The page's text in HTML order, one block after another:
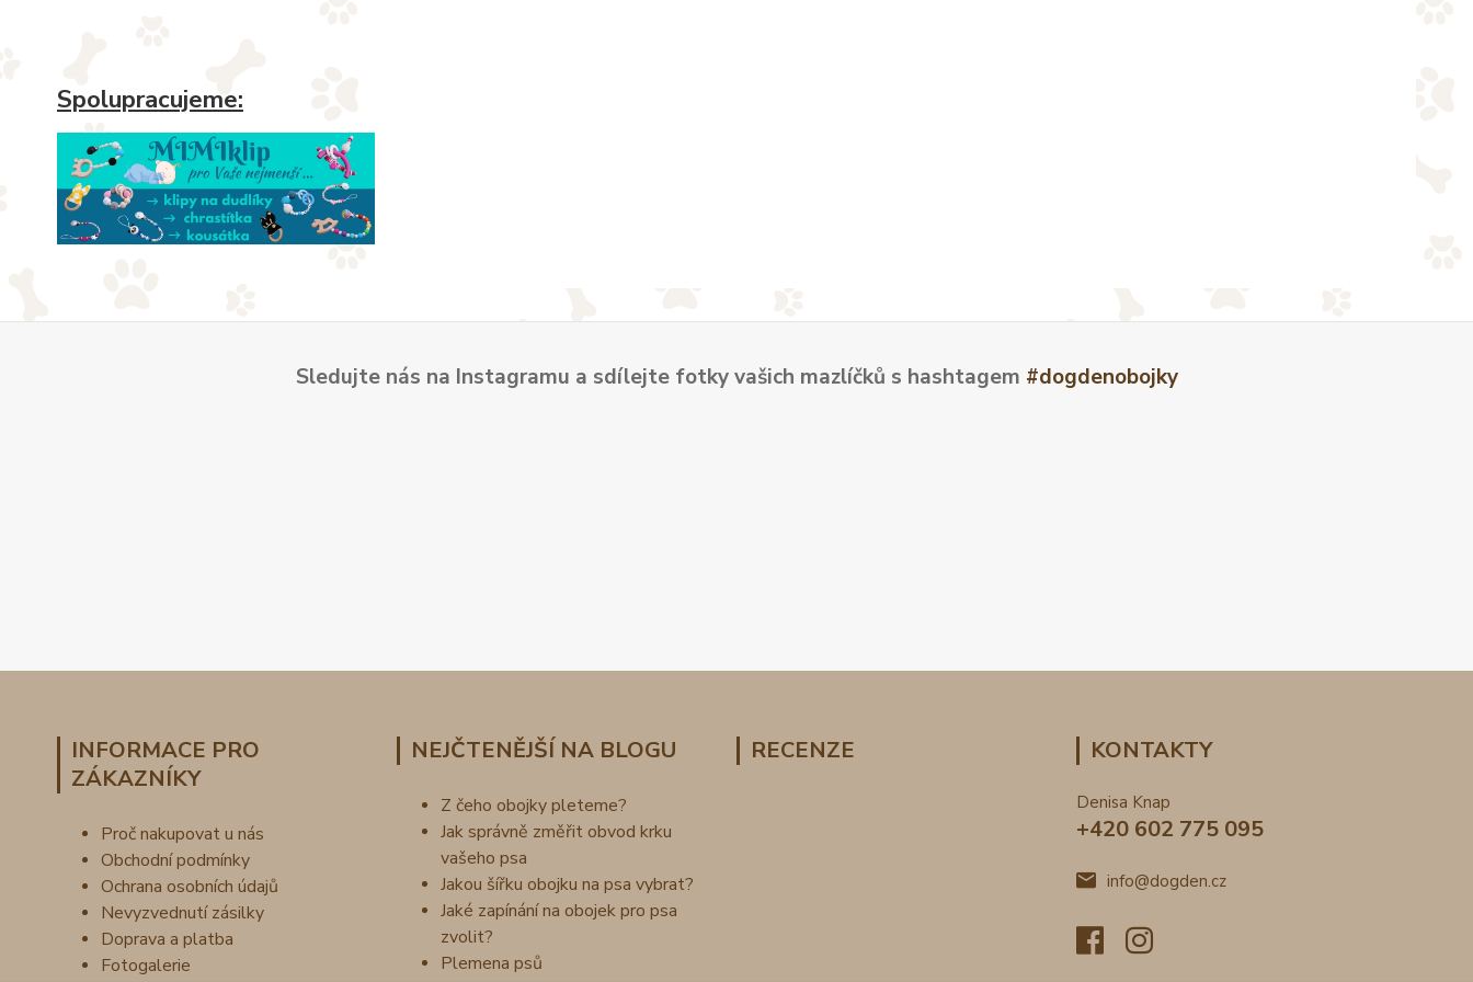
Spolupracujeme:
Sledujte nás na Instagramu a sdílejte fotky vašich mazlíčků s hashtagem #dogdenobojky
INFORMACE PRO
ZÁKAZNÍKY
Proč nakupovat u nás
Obchodní podmínky
Ochrana osobních údajů
Nevyzvednutí zásilky
Doprava a platba
Fotogalerie
NEJČTENĚJŠÍ NA BLOGU
Z čeho obojky pleteme?
Jak správně změřit obvod krku
vašeho psa
Jakou šířku obojku na psa vybrat?
Jaké zapínání na obojek pro psa
zvolit?
Plemena psů
RECENZE KONTAKTY
Denisa Knap
+420 602 775 095
info@dogden.cz